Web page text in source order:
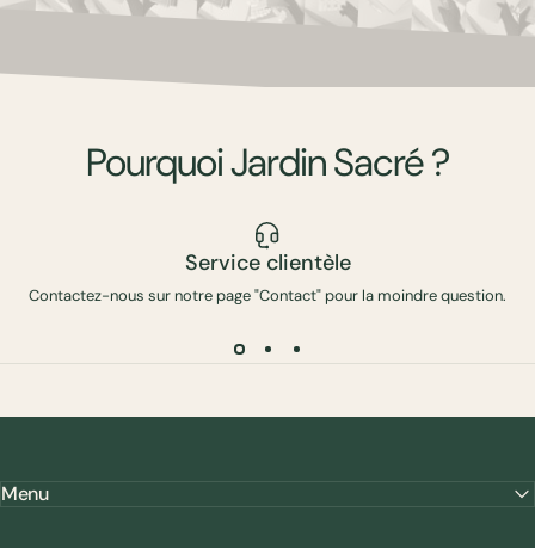
PourquoiJardinSacré?
Service clientèle
Contactez-nous sur notre page "Contact" pour la moindre question.
Menu